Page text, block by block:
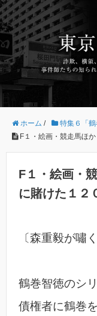
ホーム / 特集６「鶴
F１・絵画・競走馬ほか
F１・絵画・
に賭けた１２
〔森重毅が嘯
鶴巻智徳のシ
債権者に鶴巻